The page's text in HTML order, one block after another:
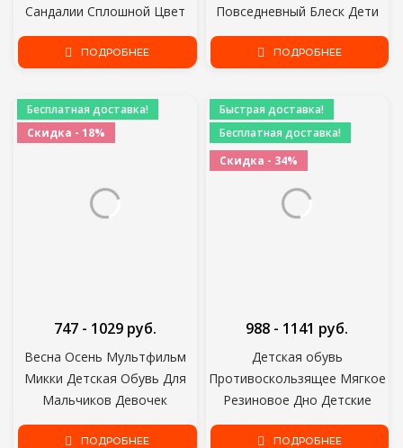
Сандалии Сплошной Цвет
Мягкая Подошва
Противоскользящая Детская
Пляжные сандалии
ПОДРОБНЕЕ
Повседневный Блеск Дети
Высокий Каблук Обувь для
Девочек Бабочка Узел Синий
ПОДРОБНЕЕ
Бесплатная доставка!
Скидка - 18%
Весна Осень Мультфильм
Микки Детская Обувь Для
Мальчиков Девочек
Спортивные Кроссовки Дети
Досуг Повседневная Обувь
747 - 1029 руб.
ПОДРОБНЕЕ
Быстрая доставка!
Бесплатная доставка!
Скидка - 34%
Детская обувь
Противоскользящее Мягкое
Резиновое Дно Детские
Кроссовки Повседневные
плоские Кроссовки Обувь
988 - 1141 руб.
ПОДРОБНЕЕ